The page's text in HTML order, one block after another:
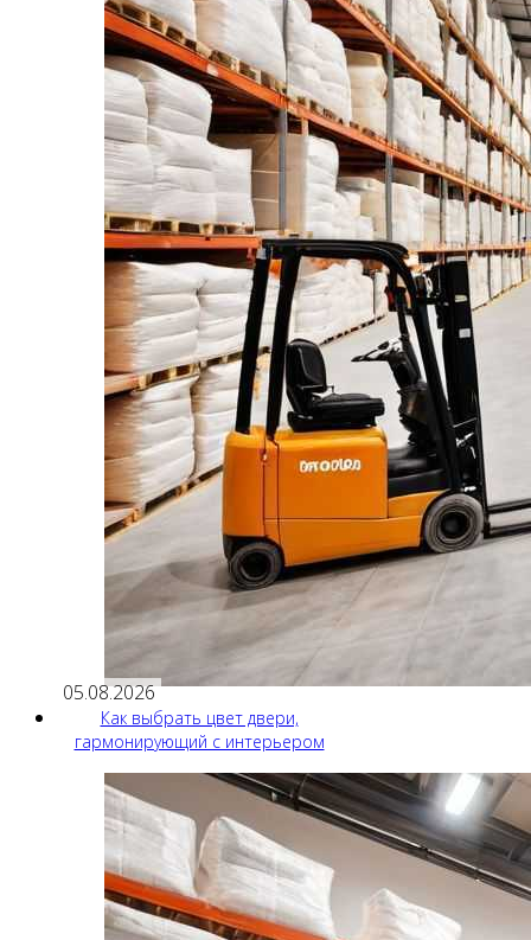
05.08.2026
Как выбрать цвет двери,
гармонирующий с интерьером